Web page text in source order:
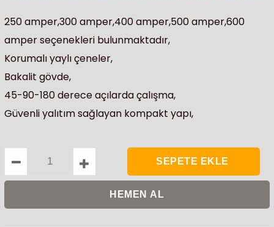
250 amper,300 amper,400 amper,500 amper,600
amper seçenekleri bulunmaktadır,
Korumalı yaylı çeneler,
Bakalit gövde,
45-90-180 derece açılarda çalışma,
Güvenli yalıtım sağlayan kompakt yapı,